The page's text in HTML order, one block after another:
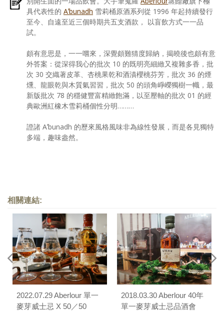
具代表性的 Aʼbunadh 雪莉桶原酒系列從 1996 年起持續發行
至今、自遠至近三個時期共五支酒款， 以盲飲方式一一品
試。
頗有意思是，一一嚐來，深覺頗難猜度歸納，揭曉後也頗有意
外答案：從深得我心的批次 10 的既明亮細緻又複雜多香，批
次 30 交織著皮革、杏桃果乾和酒漬櫻桃芬芳，批次 36 的煙
燻、龍眼乾與木質氣習習，批次 50 的頭角崢嶸獨樹一幟，最
新版批次 78 的穩健豐富精緻飽滿，以至壓軸的批次 01 的經
典歐洲紅橡木雪莉桶個性分明………
證諸 Aʼbunadh 的歷來風格風味非為線性發展，而是各見獨特
多端，趣味盎然。
相關連結:
2022.07.29 Aberlour 單一
麥芽威士忌 X 50／50
2018.03.30 Aberlour 40年
單一麥芽威士忌品酒會